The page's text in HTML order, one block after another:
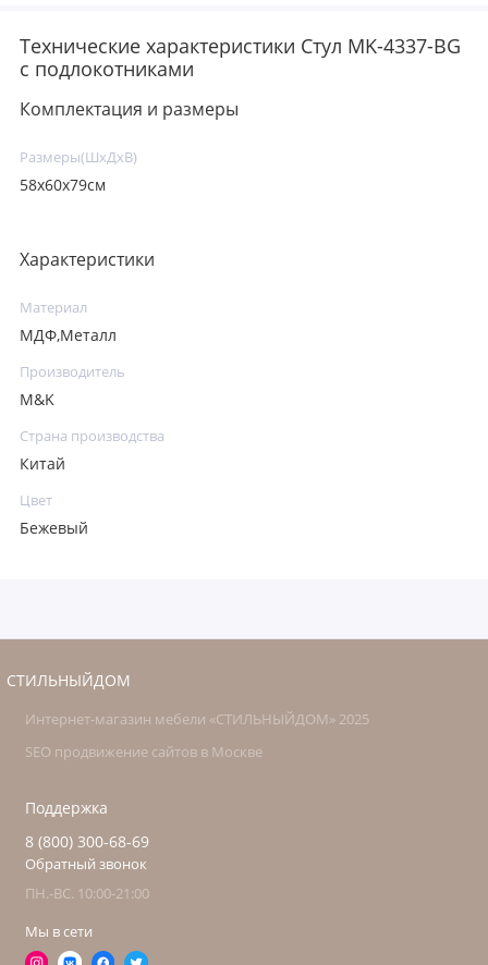
Технические характеристики Стул MK-4337-BG
с подлокотниками
Комплектация и размеры
Размеры(ШхДхВ)
58х60х79см
Характеристики
Материал
МДФ,Металл
Производитель
M&K
Страна производства
Китай
Цвет
Бежевый
СТИЛЬНЫЙДОМ
Интернет-магазин мебели «СТИЛЬНЫЙДОМ» 2025
SEO продвижение сайтов в Москве
Поддержка
8 (800) 300-68-69
Обратный звонок
ПН.-ВС. 10:00-21:00
Мы в сети